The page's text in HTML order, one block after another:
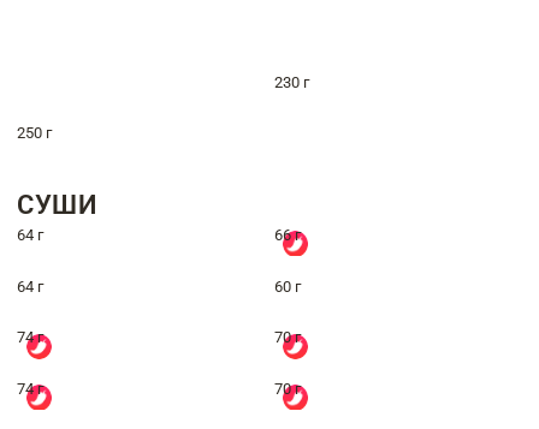
230 г
250 г
СУШИ
64 г 66 г
64 г 60 г
74 г 70 г
74 г 70 г